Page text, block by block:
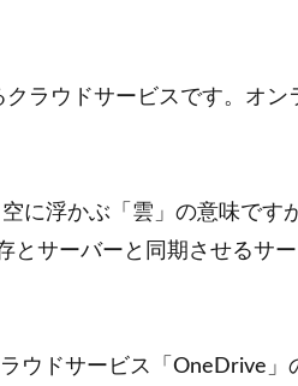
ラウドサービスです。オン
に浮かぶ「雲」の意味です
とサーバーと同期させるサ
ウドサービス「OneDrive」